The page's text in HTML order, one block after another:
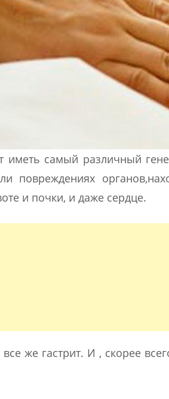
иметь самый различный
повреждениях
и почки, и даже сердце.
же гастрит. И , скорее